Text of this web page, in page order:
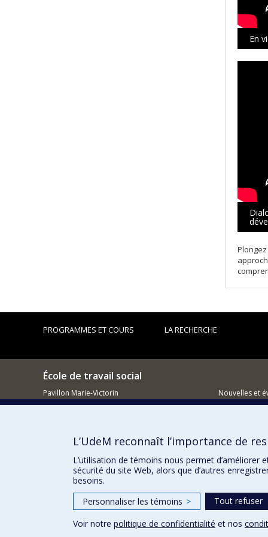
En
PROGRAMMES ET COURS LA RECHERCHE
École de travail social
Pavillon Marie-Victorin
Nouvelles et
Confidentialité Conditions d’utilisation Paramètres des
L’UdeM reconnaît l’importance de
L’utilisation de témoins nous permet
sécurité du site Web, alors que d’autres
besoins.
Personnaliser les témoins >
Tout refuser
Voir notre politique de confidentialité et nos